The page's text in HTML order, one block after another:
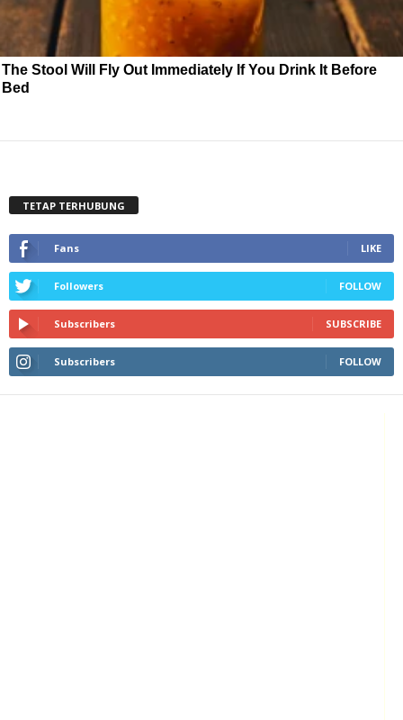
The Stool Will Fly Out Immediately If You Drink It Before
Bed
TETAP TERHUBUNG
Fans LIKE
Followers FOLLOW
Subscribers SUBSCRIBE
Subscribers FOLLOW